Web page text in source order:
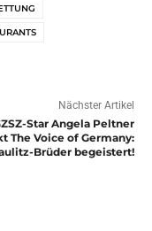
Nächster Artikel
Star Angela Peltner
The Voice of Germany:
Brüder begeistert!